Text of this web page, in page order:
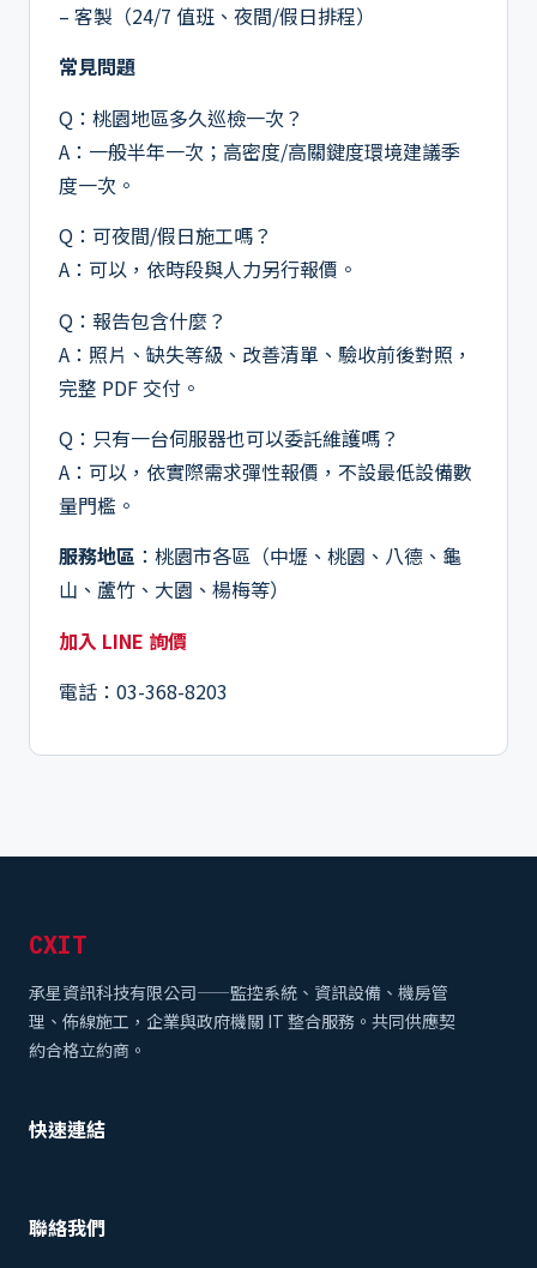
– 客製（24/7 值班、夜間/假日排程）
常見問題
Q：桃園地區多久巡檢一次？
A：一般半年一次；高密度/高關鍵度環境建議季
度一次。
Q：可夜間/假日施工嗎？
A：可以，依時段與人力另行報價。
Q：報告包含什麼？
A：照片、缺失等級、改善清單、驗收前後對照，
完整 PDF 交付。
Q：只有一台伺服器也可以委託維護嗎？
A：可以，依實際需求彈性報價，不設最低設備數
量門檻。
服務地區 ：桃園市各區（中壢、桃園、八德、龜
山、蘆竹、大園、楊梅等）
加入 LINE 詢價
電話：03-368-8203
CXIT
承星資訊科技有限公司——監控系統、資訊設備、機房管
理、佈線施工，企業與政府機關 IT 整合服務。共同供應契
約合格立約商。
快速連結
聯絡我們